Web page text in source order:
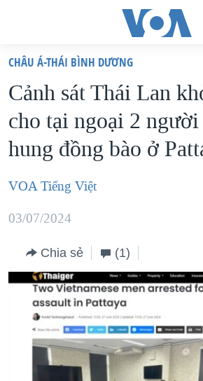
truy
cập
Tới
nội
chính
điều
hướng
chính
Đi
"Tìm"
VIỆT NAM
HOA KỲ
BIỂN ĐÔNG
THẾ GIỚI
DIỄN ĐÀN
MỤC
TỰ DO BÁO CHÍ
VẠCH TRẦN TIN GIẢ
NGƯỜI VIỆT HẢI NGOẠI
ĐỜI SỐNG
CHUYÊN ĐỀ
CHIẾN TRANH THƯƠNG MẠI CỦA
TẠI
HÀNH TRÌNH BẦU CỬ 2024
MỘT NĂM CHIẾN TRANH TẠI DẢI
HỌC TIẾNG ANH
VIDEO
NGHE
CHÂU Á-THÁI BÌNH DƯƠNG
Cảnh sát Thái Lan
cho tại ngoại 2
hung đồng bào ở
VOA Tiếng Việt
03/07/2024
Chia sẻ (1)